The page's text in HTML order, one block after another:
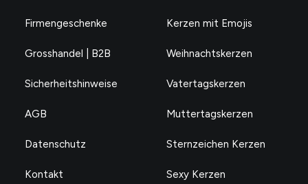
Firmengeschenke
Grosshandel | B2B
Sicherheitshinweise
AGB
Datenschutz
Kontakt
Kerzen mit Emojis
Weihnachtskerzen
Vatertagskerzen
Muttertagskerzen
Sternzeichen Kerzen
Sexy Kerzen